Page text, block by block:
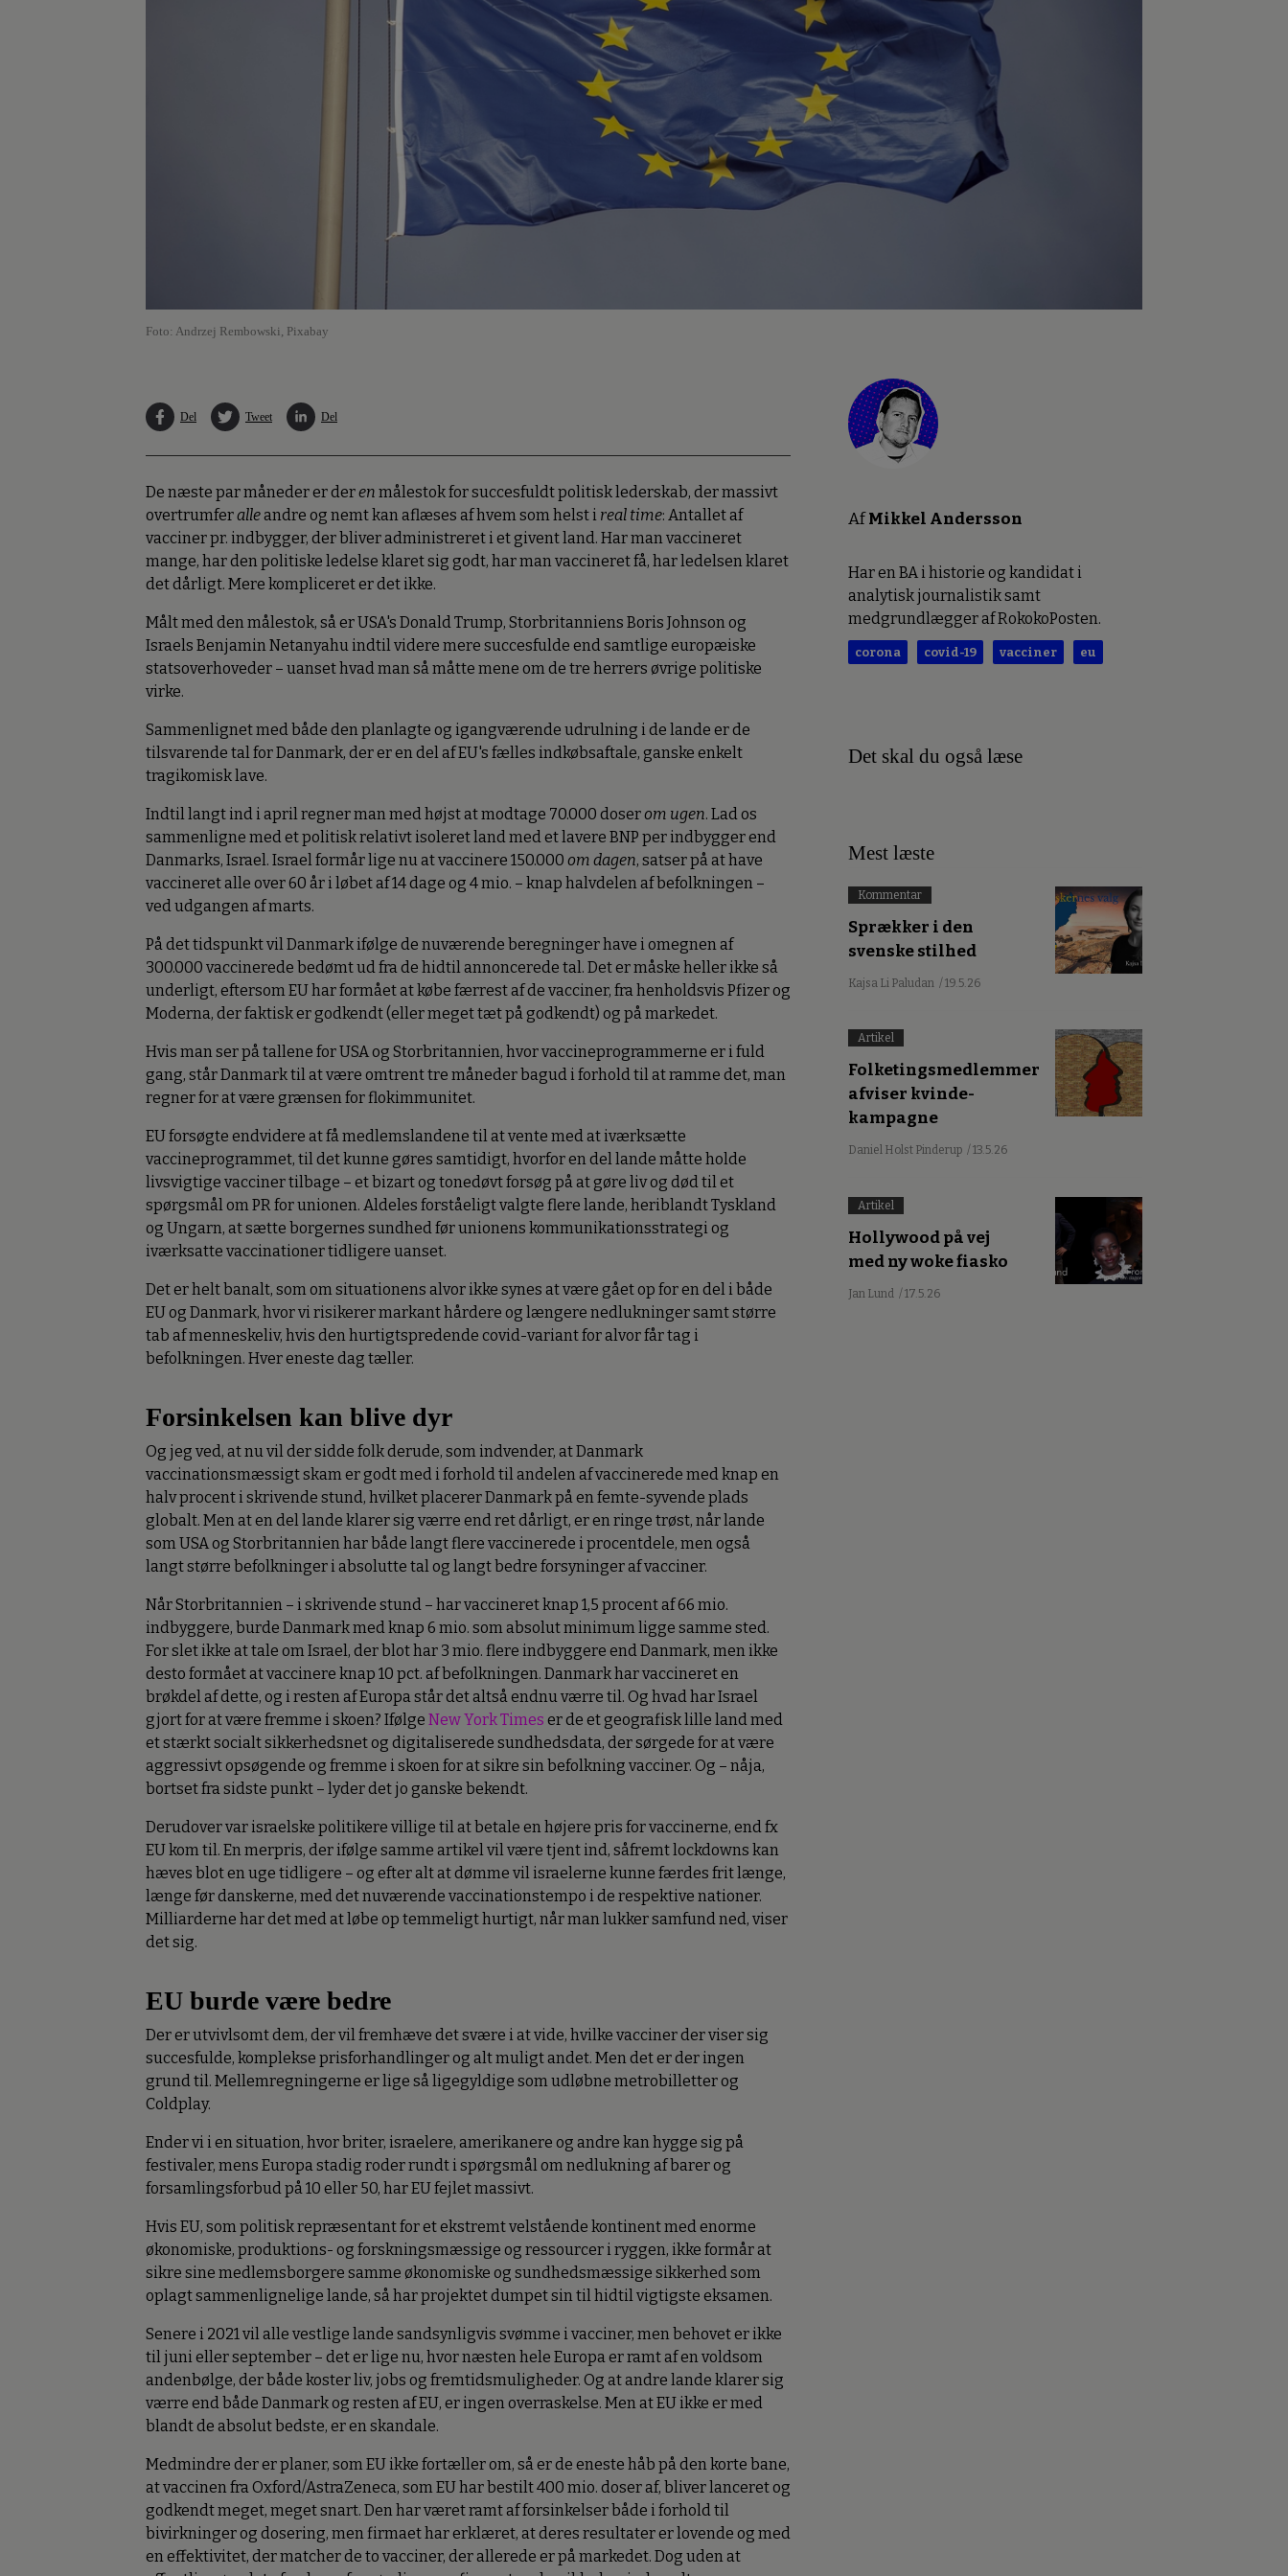
Foto: Andrzej Rembowski, Pixabay
Del Tweet Del
De næste par måneder er deren målestok for succesfuldt politisk lederskab, der massivt
overtrumferalleandre og nemt kan aflæses af hvem som helst i real time: Antallet af
vacciner pr. indbygger, der bliver administreret i et givent land. Har man vaccineret
mange, har den politiske ledelse klaret sig godt, har man vaccineret få, har ledelsen klaret
det dårligt. Mere kompliceret er det ikke.
Målt med den målestok, så er USA's Donald Trump, Storbritanniens Boris Johnson og
Israels Benjamin Netanyahu indtil videre mere succesfulde end samtlige europæiske
statsoverhoveder – uanset hvad man så måtte mene om de tre herrers øvrige politiske
virke.
Sammenlignet med både den planlagte og igangværende udrulning i de lande er de
tilsvarende tal for Danmark, der er en del af EU's fælles indkøbsaftale, ganske enkelt
tragikomisk lave.
Indtil langt ind i april regner man med højst at modtage 70.000 doserom ugen. Lad os
sammenligne med et politisk relativt isoleret land med et lavere BNP per indbygger end
Danmarks, Israel. Israel formår lige nu at vaccinere 150.000 om dagen, satser på at have
vaccineret alle over 60 år i løbet af 14 dage og 4 mio. – knap halvdelen af befolkningen –
ved udgangen af marts.
På det tidspunkt vil Danmark ifølge de nuværende beregninger have i omegnen af
300.000 vaccinerede bedømt ud fra de hidtil annoncerede tal. Det er måske heller ikke så
underligt, eftersom EU har formået at købe færrest af de vacciner, fra henholdsvis Pfizer og
Moderna, der faktisk er godkendt (eller meget tæt på godkendt) og på markedet.
Hvis man ser på tallene for USA og Storbritannien, hvor vaccineprogrammerne er i fuld
gang, står Danmark til at være omtrent tre måneder bagud i forhold til at ramme det, man
regner for at være grænsen for flokimmunitet.
EU forsøgte endvidere at få medlemslandene til at vente med at iværksætte
vaccineprogrammet, til det kunne gøres samtidigt, hvorfor en del lande måtte holde
livsvigtige vacciner tilbage – et bizart og tonedøvt forsøg på at gøre liv og død til et
spørgsmål om PR for unionen. Aldeles forståeligt valgte flere lande, heriblandt Tyskland
og Ungarn, at sætte borgernes sundhed før unionens kommunikationsstrategi og
iværksatte vaccinationer tidligere uanset.
Det er helt banalt, som om situationens alvor ikke synes at være gået op for en del i både
EU og Danmark, hvor vi risikerer markant hårdere og længere nedlukninger samt større
tab af menneskeliv, hvis den hurtigtspredende covid-variant for alvor får tag i
befolkningen. Hver eneste dag tæller.
Forsinkelsen kan blive dyr
Og jeg ved, at nu vil der sidde folk derude, som indvender, at Danmark
vaccinationsmæssigt skam er godt med i forhold til andelen af vaccinerede med knap en
halv procent i skrivende stund, hvilket placerer Danmark på en femte-syvende plads
globalt. Men at en del lande klarer sig værre end ret dårligt, er en ringe trøst, når lande
som USA og Storbritannien har både langt flere vaccinerede i procentdele, men også
langt større befolkninger i absolutte tal og langt bedre forsyninger af vacciner.
Når Storbritannien – i skrivende stund – har vaccineret knap 1,5 procent af 66 mio.
indbyggere, burde Danmark med knap 6 mio. som absolut minimum ligge samme sted.
For slet ikke at tale om Israel, der blot har 3 mio. flere indbyggere end Danmark, men ikke
desto formået at vaccinere knap 10 pct. af befolkningen. Danmark har vaccineret en
brøkdel af dette, og i resten af Europa står det altså endnu værre til. Og hvad har Israel
gjort for at være fremme i skoen? Ifølge New York Times er de et geografisk lille land med
et stærkt socialt sikkerhedsnet og digitaliserede sundhedsdata, der sørgede for at være
aggressivt opsøgende og fremme i skoen for at sikre sin befolkning vacciner. Og – nåja,
bortset fra sidste punkt – lyder det jo ganske bekendt.
Derudover var israelske politikere villige til at betale en højere pris for vaccinerne, end fx
EU kom til. En merpris, der ifølge samme artikel vil være tjent ind, såfremt lockdowns kan
hæves blot en uge tidligere – og efter alt at dømme vil israelerne kunne færdes frit længe,
længe før danskerne, med det nuværende vaccinationstempo i de respektive nationer.
Milliarderne har det med at løbe op temmeligt hurtigt, når man lukker samfund ned, viser
det sig.
EU burde være bedre
Der er utvivlsomt dem, der vil fremhæve det svære i at vide, hvilke vacciner der viser sig
succesfulde, komplekse prisforhandlinger og alt muligt andet. Men det er der ingen
grund til. Mellemregningerne er lige så ligegyldige som udløbne metrobilletter og
Coldplay.
Ender vi i en situation, hvor briter, israelere, amerikanere og andre kan hygge sig på
festivaler, mens Europa stadig roder rundt i spørgsmål om nedlukning af barer og
forsamlingsforbud på 10 eller 50, har EU fejlet massivt.
Hvis EU, som politisk repræsentant for et ekstremt velstående kontinent med enorme
økonomiske, produktions- og forskningsmæssige og ressourcer i ryggen, ikke formår at
sikre sine medlemsborgere samme økonomiske og sundhedsmæssige sikkerhed som
oplagt sammenlignelige lande, så har projektet dumpet sin til hidtil vigtigste eksamen.
Senere i 2021 vil alle vestlige lande sandsynligvis svømme i vacciner, men behovet er ikke
til juni eller september – det er lige nu, hvor næsten hele Europa er ramt af en voldsom
andenbølge, der både koster liv, jobs og fremtidsmuligheder. Og at andre lande klarer sig
værre end både Danmark og resten af EU, er ingen overraskelse. Men at EU ikke er med
blandt de absolut bedste, er en skandale.
Medmindre der er planer, som EU ikke fortæller om, så er de eneste håb på den korte bane,
at vaccinen fra Oxford/AstraZeneca, som EU har bestilt 400 mio. doser af, bliver lanceret og
godkendt meget, meget snart. Den har været ramt af forsinkelser både i forhold til
bivirkninger og dosering, men firmaet har erklæret, at deres resultater er lovende og med
en effektivitet, der matcher de to vacciner, der allerede er på markedet. Dog uden at
AfMikkel Andersson
Har en BA i historie og kandidat i
analytisk journalistik samt
medgrundlægger af RokokoPosten.
corona covid-19 vacciner eu
Det skal du også læse
Mest læste
Kommentar
Sprækker i den
svenske stilhed
Kajsa Li Paludan / 19.5.26
Artikel
Folketingsmedlemmer
afviser kvinde-
kampagne
Daniel Holst Pinderup / 13.5.26
Artikel
Hollywood på vej
med ny woke fiasko
Jan Lund / 17.5.26